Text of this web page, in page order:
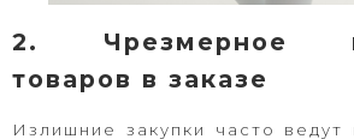
2. Чрезмерное
товаров в заказе
Излишние закупки часто